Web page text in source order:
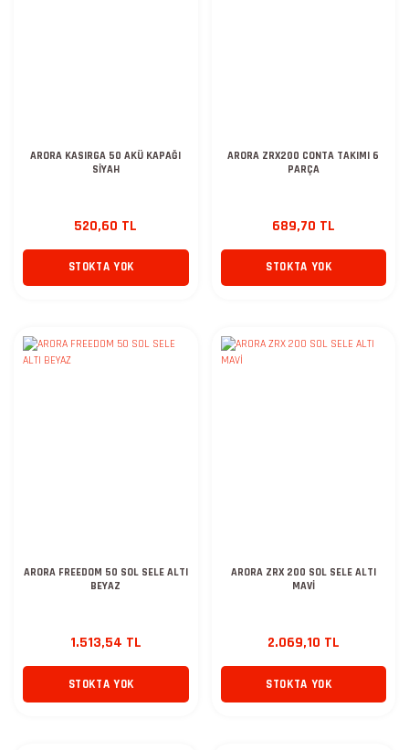
ARORA KASIRGA 50 AKÜ KAPAĞI
SİYAH
520,60 TL
STOKTA YOK
ARORA ZRX200 CONTA TAKIMI 6
PARÇA
689,70 TL
STOKTA YOK
ARORA FREEDOM 50 SOL SELE ALTI
BEYAZ
1.513,54 TL
STOKTA YOK
ARORA ZRX 200 SOL SELE ALTI
MAVİ
2.069,10 TL
STOKTA YOK